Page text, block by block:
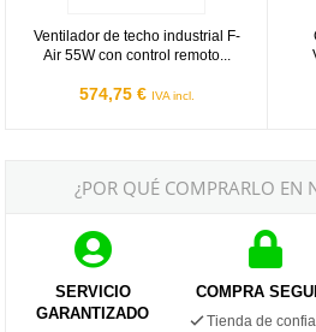
Ventilador de techo industrial F-
Air 55W con control remoto...
574,75 € IVA incl.
¿POR QUÉ COMPRARLO EN
SERVICIO
GARANTIZADO
COMPRA
Tienda de